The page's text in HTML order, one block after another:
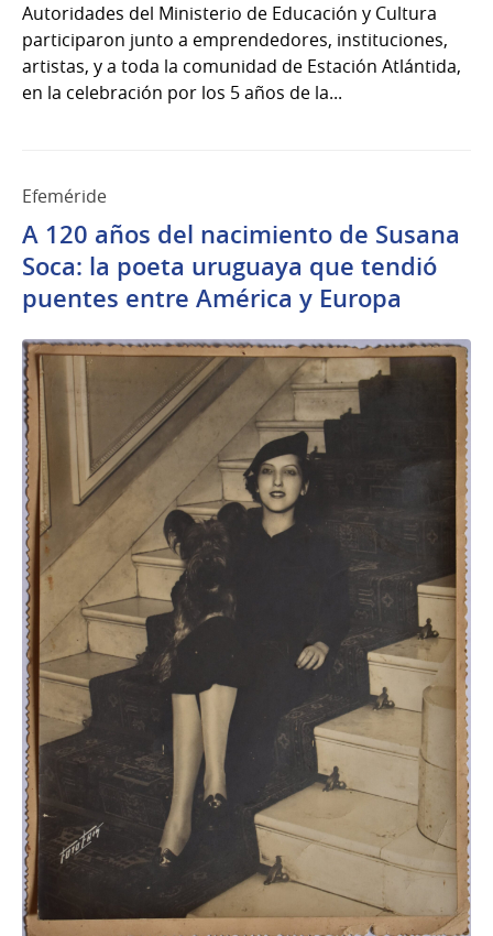
Autoridades del Ministerio de Educación y Cultura
participaron junto a emprendedores, instituciones,
artistas, y a toda la comunidad de Estación Atlántida,
en la celebración por los 5 años de la...
Efeméride
A 120 años del nacimiento de Susana
Soca: la poeta uruguaya que tendió
puentes entre América y Europa